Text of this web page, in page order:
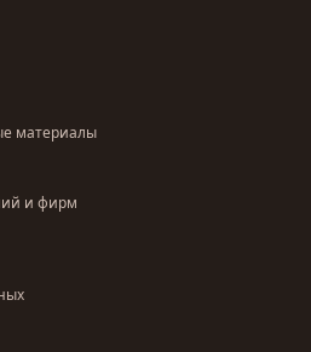
материалы
и фирм